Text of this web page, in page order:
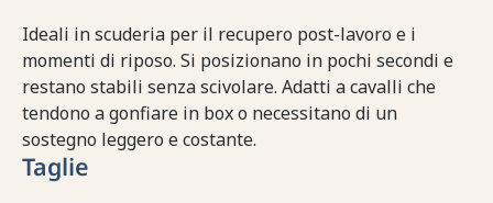
Ideali in scuderia per il recupero post-lavoro e i
momenti di riposo. Si posizionano in pochi secondi e
restano stabili senza scivolare. Adatti a cavalli che
tendono a gonfiare in box o necessitano di un
sostegno leggero e costante.
Taglie